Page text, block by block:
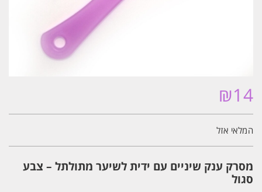
₪14
המלאי אזל
מסרק ענק שיניים עם ידית לשיער מתולתל – צבע
סגול